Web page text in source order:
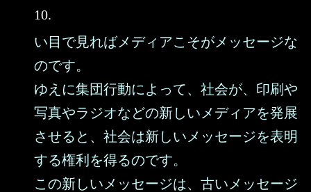
10.
い目で見ればメディアこそがメッセージな
のです。
ゆえに集団行動によって、社会が、印刷や
写真やラジオなどの新しいメディアを発展
させると、社会は新しいメッセージを表明
する権利を得るのです。
この新しいメッセージは、古いメッセージ